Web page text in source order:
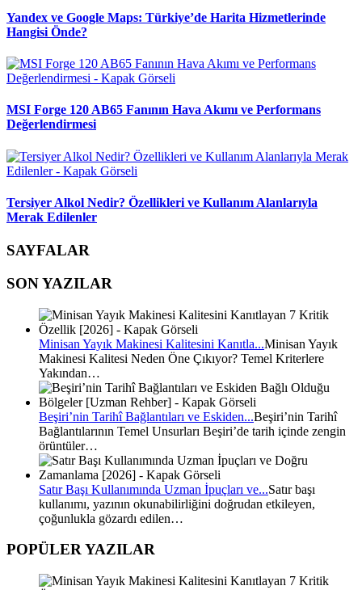
Yandex ve Google Maps: Türkiye’de Harita Hizmetlerinde
Hangisi Önde?
MSI Forge 120 AB65 Fanının Hava Akımı ve Performans
Değerlendirmesi
Tersiyer Alkol Nedir? Özellikleri ve Kullanım Alanlarıyla
Merak Edilenler
SAYFALAR
SON YAZILAR
Minisan Yayık Makinesi Kalitesini Kanıtla...Minisan Yayık
Makinesi Kalitesi Neden Öne Çıkıyor? Temel Kriterlere
Yakından…
Beşiri’nin Tarihî Bağlantıları ve Eskiden...Beşiri’nin Tarihî
Bağlantılarının Temel Unsurları Beşiri’de tarih içinde zengin
örüntüler…
Satır Başı Kullanımında Uzman İpuçları ve...Satır başı
kullanımı, yazının okunabilirliğini doğrudan etkileyen,
çoğunlukla gözardı edilen…
POPÜLER YAZILAR